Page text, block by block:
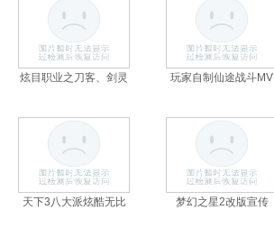
炫目职业之刀客、剑灵 玩家自制仙途战斗MV
天下3八大派炫酷无比 梦幻之星2改版宣传